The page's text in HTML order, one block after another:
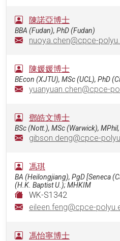
陳諾亞博士
BBA (Fudan), PhD (Fudan)
nuoya.chen@cpce-
陳媛媛博士
BEcon (XJTU), MSc (UCL), PhD
yuanyuan.chen@cpce-
鄧皓文博士
BSc (Nott.), MSc (Warwick),
gibson.deng@cpce-
馮琪
BA (Heilongjiang), PgD [Seneca
(H.K. Baptist U.); MHKIM
WK-S1342
eileen.feng@cpce-
馮怡寧博士